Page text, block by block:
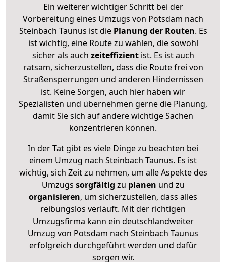
Ein weiterer wichtiger Schritt bei der
Vorbereitung eines Umzugs von Potsdam nach
Steinbach Taunus ist diePlanung der Routen. Es
ist wichtig, eine Route zu wählen, die sowohl
sicher als auch zeiteffizientist. Es ist auch
ratsam, sicherzustellen, dass die Route frei von
Straßensperrungen und anderen Hindernissen
ist. Keine Sorgen, auch hier haben wir
Spezialisten und übernehmen gerne die Planung,
damit Sie sich auf andere wichtige Sachen
konzentrieren können.
In der Tat gibt es viele Dinge zu beachten bei
einem Umzug nach Steinbach Taunus. Es ist
wichtig, sich Zeit zu nehmen, um alle Aspekte des
Umzugs sorgfältig zu planen und zu
organisieren, um sicherzustellen, dass alles
reibungslos verläuft. Mit der richtigen
Umzugsfirma kann ein deutschlandweiter
Umzug von Potsdam nach Steinbach Taunus
erfolgreich durchgeführt werden und dafür
sorgen wir.